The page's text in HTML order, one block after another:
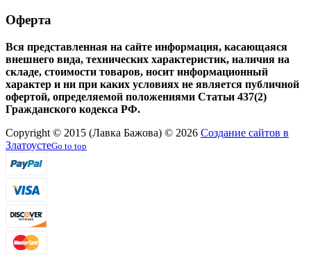
Оферта
Вся представленная на сайте информация, касающаяся
внешнего вида, технических характеристик, наличия на
складе, стоимости товаров, носит информационный
характер и ни при каких условиях не является публичной
офертой, определяемой положениями Статьи 437(2)
Гражданского кодекса РФ.
Copyright © 2015 (Лавка Бажова) © 2026 Создание сайтов в
ЗлатоустеGo to top